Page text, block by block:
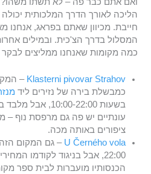
הליכה לאורך הדרך המלכותית
חייבת. מכיוון שאתם בפראג, אנחנו
המסלול בדרך הצ'כית. ובמילים
כמה מקומות שאנחנו ממליצים
Klasterni pivovar Strahov
כמבשלת בירה של נזירים ליד
בשעות 10:00-
עונתיים יש פה גם מרפסת נוף
ציפורים באותה מכה.
U Černého vola
22:00, אבל בניגוד לקודמו
הכנסותיו מועברות לבית ספר